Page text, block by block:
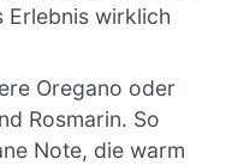
Erlebnis wirklich
Oregano oder
Rosmarin. So
Note, die warm